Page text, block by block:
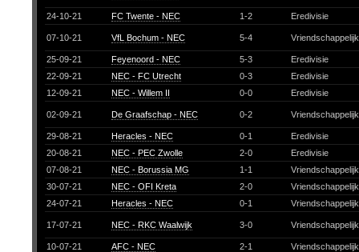
24-10-21 FC Twente - NEC 1-2 Eredivisie
07-10-21 VfL Bochum - NEC 5-4
25-09-21 Feyenoord - NEC 5-3
Eredivisie
22-09-21
NEC - FC Utrecht 0-3
Eredivisie
12-09-21
NEC - Willem II 0-0 Eredivisie
02-09-21 De Graafschap - NEC 0-2
29-08-21 Heracles - NEC 0-1
Eredivisie
20-08-21
NEC - PEC Zwolle 2-0
Eredivisie
07-08-21
NEC - Borussia MG 1-1
30-07-21
NEC - OFI Kreta 2-0
24-07-21
Heracles - NEC 0-1
17-07-21 NEC - RKC Waalwijk 3-0
10-07-21 AFC - NEC 2-1